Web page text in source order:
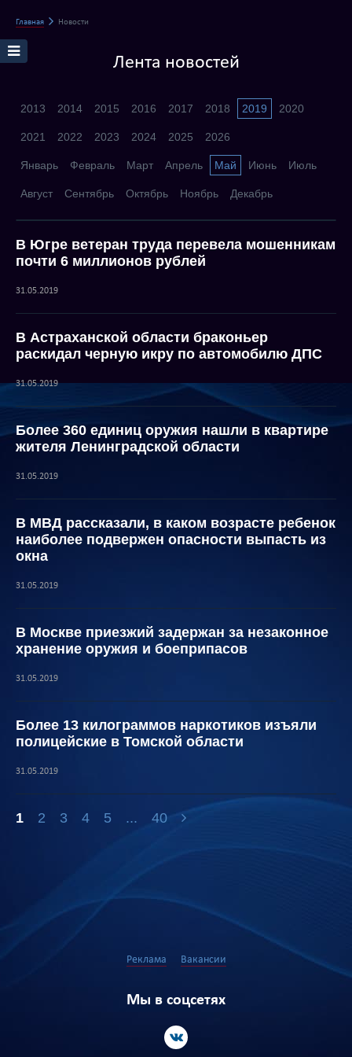
Главная Новости
Лента новостей
2013 2014 2015 2016 2017 2018 2019 2020
2021 2022 2023 2024 2025 2026
Январь Февраль Март Апрель Май Июнь Июль
Август Сентябрь Октябрь Ноябрь Декабрь
В Югре ветеран труда перевела мошенникам
почти 6 миллионов рублей
31.05.2019
В Астраханской области браконьер
раскидал черную икру по автомобилю ДПС
31.05.2019
Более 360 единиц оружия нашли в квартире
жителя Ленинградской области
31.05.2019
В МВД рассказали, в каком возрасте ребенок
наиболее подвержен опасности выпасть из
окна
31.05.2019
В Москве приезжий задержан за незаконное
хранение оружия и боеприпасов
31.05.2019
Более 13 килограммов наркотиков изъяли
полицейские в Томской области
31.05.2019
1 2 3 4 5 ... 40
Реклама Вакансии
Мы в соцсетях